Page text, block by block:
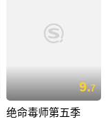
9.7
绝命毒师第五季